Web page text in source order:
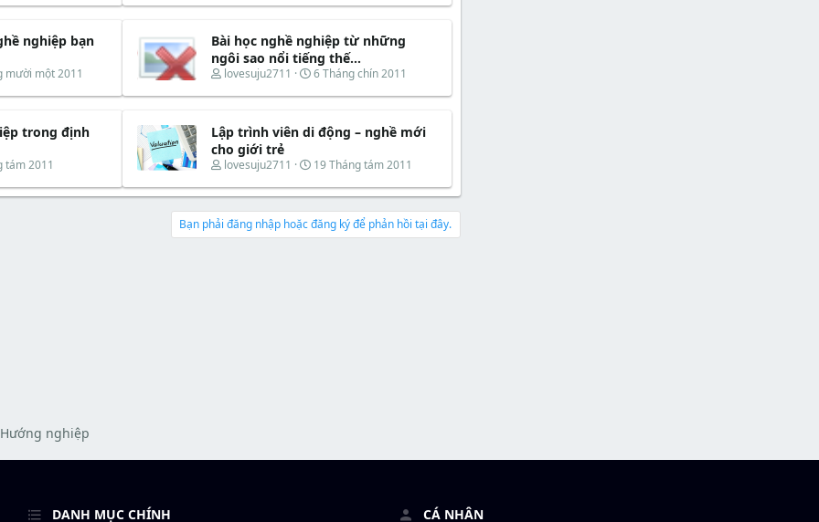
r
a
d
s
a
t
e
r
à
b
ắ
t
ầ
nghiệp bạn
mười một 2011
Bài học nghề nghiệp từ những
ngôi sao nổi tiếng thế...
T
r
a
d
s
a
e
lovesuju2711
N
à
b
t
ầ
6 Tháng chín 2011
trong định
tám 2011
Lập trình viên di động – nghề mới
cho giới trẻ
T
r
a
d
lovesuju2711
N
à
b
ắ
19 Tháng tám 2011
Bạn phải đăng nhập hoặc đăng ký để phản hồi tại đây.
nghiệp
DANH MỤC CHÍNH CÁ NHÂN